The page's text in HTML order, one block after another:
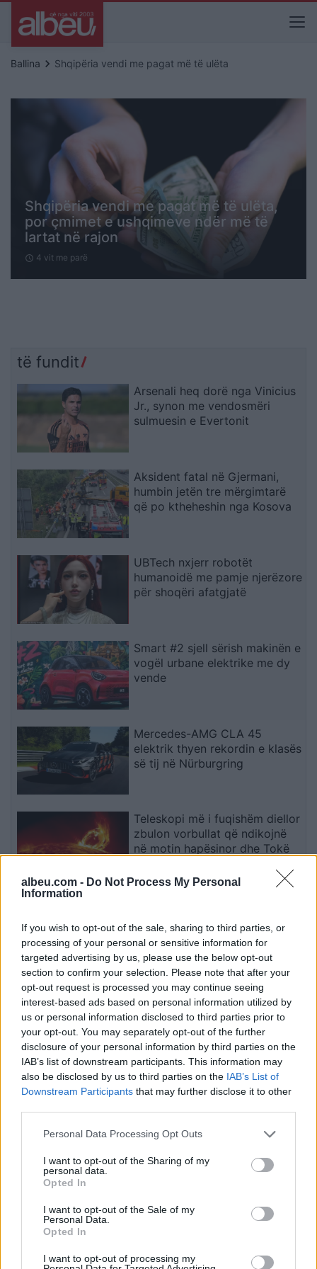
albeu.com - Do Not Process My Personal
Information
If you wish to opt-out of the sale, sharing to third parties, or
processing of your personal or sensitive information for
targeted advertising by us, please use the below opt-out
section to confirm your selection. Please note that after your
opt-out request is processed you may continue seeing
interest-based ads based on personal information utilized by
us or personal information disclosed to third parties prior to
your opt-out. You may separately opt-out of the further
disclosure of your personal information by third parties on the
IAB’s list of downstream participants. This information may
also be disclosed by us to third parties on the IAB’s List of
Downstream Participants that may further disclose it to other
Personal Data Processing Opt Outs
I want to opt-out of the Sharing of my
personal data.
Opted In
I want to opt-out of the Sale of my
Personal Data.
Opted In
I want to opt-out of processing my
Ballina keyboard_arrow_right Shqipëria vendi me pagat më të ulëta
Shqipëria vendi me pagat më të ulëta,
por çmimet e ushqimeve ndër më të
lartat në rajon
schedule 4 vit me parë
të fundit
Arsenali heq dorë nga Vinicius
Jr., synon me vendosmëri
sulmuesin e Evertonit
Aksident fatal në Gjermani,
humbin jetën tre mërgimtarë
që po ktheheshin nga Kosova
UBTech nxjerr robotët
humanoidë me pamje njerëzore
për shoqëri afatgjatë
Smart #2 sjell sërish makinën e
vogël urbane elektrike me dy
vende
Mercedes-AMG CLA 45
elektrik thyen rekordin e klasës
së tij në Nürburgring
Teleskopi më i fuqishëm diellor
zbulon vorbullat që ndikojnë
në motin hapësinor dhe Tokë
gjithë botën
Esim for USA|Esim for Italy|Esim for Spain | Esim